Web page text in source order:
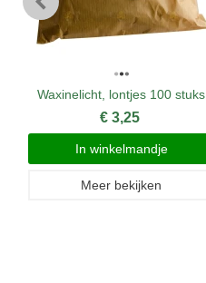
Waxinelicht, lontjes 100 stuks
€ 3,25
In winkelmandje
Meer bekijken